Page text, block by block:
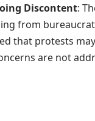
Discontent:
from
that protests
are not